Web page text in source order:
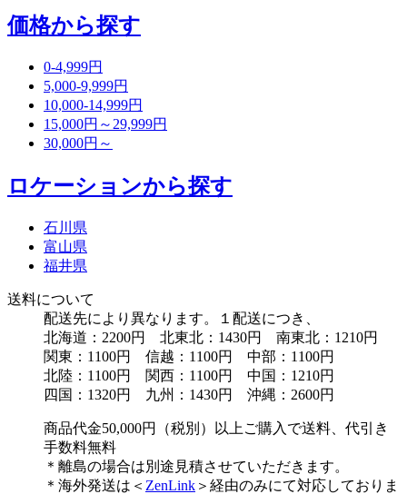
価格から探す
0-4,999円
5,000-9,999円
10,000-14,999円
15,000円～29,999円
30,000円～
ロケーションから探す
石川県
富山県
福井県
送料について
配送先により異なります。１配送につき、
北海道：2200円 北東北：1430円 南東北：1210円
関東：1100円 信越：1100円 中部：1100円
北陸：1100円 関西：1100円 中国：1210円
四国：1320円 九州：1430円 沖縄：2600円
商品代金50,000円（税別）以上ご購入で送料、代引き
手数料無料
＊離島の場合は別途見積させていただきます。
＊海外発送は＜ ZenLink ＞経由のみにて対応しておりま